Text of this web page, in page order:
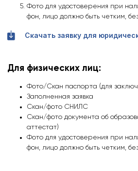
Фото для удостоверения при
фон, лицо должно быть четким,
Скачать заявку для
Для физических лиц:
Фото/Скан паспорта (для
Заполненная заявка
Скан/фото СНИЛС
Скан/фото документа об
аттестат)
Фото для удостоверения при
фон, лицо должно быть четким,